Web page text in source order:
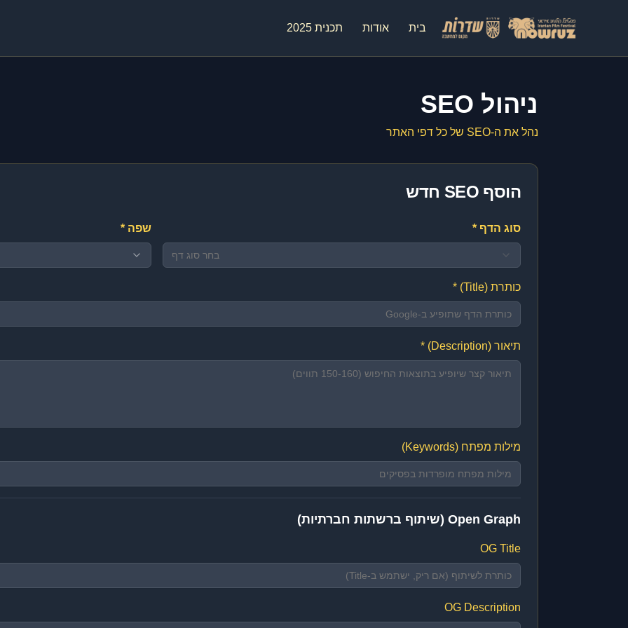
בית אודות תכנית 2025
ניהול SEO
נהל את ה-SEO של כל דפי האתר
הוסף SEO חדש
סוג הדף *
בחר סוג דף
שפה *
כותרת (Title) *
תיאור (Description) *
מילות מפתח (Keywords)
Open Graph (שיתוף ברשתות חברתיות)
OG Title
OG Description